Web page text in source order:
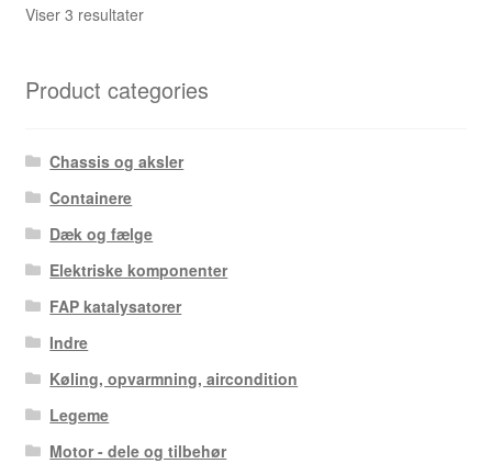
Viser 3 resultaterSorteret
Product categories
Chassis og aksler
Containere
Dæk og fælge
Elektriske komponenter
FAP katalysatorer
Indre
Køling, opvarmning, aircondition
Legeme
Motor - dele og tilbehør